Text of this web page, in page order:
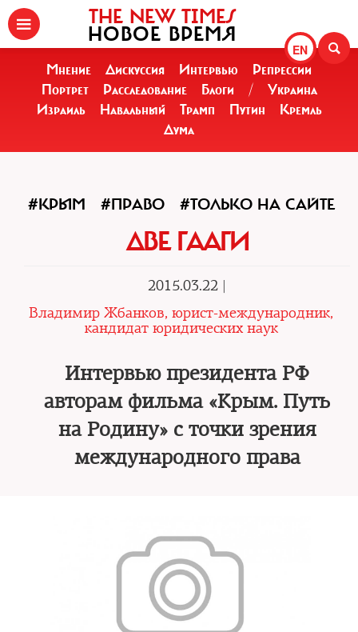
EN
THE NEW TIMES
НОВОЕ ВРЕМЯ
Мнение Дискуссия Интервью
Репрессии
Портрет
Расследование Блоги /
Украина
Израиль
Навальный Трамп Путин
Кремль
Дума
#КРЫМ #ПРАВО #ТОЛЬКО НА САЙТЕ
ДВЕ ГААГИ
2015.03.22 |
Владимир Жбанков, юрист-международник,
кандидат юридических наук
Интервью президента РФ
авторам фильма «Крым. Путь
на Родину» с точки зрения
международного права